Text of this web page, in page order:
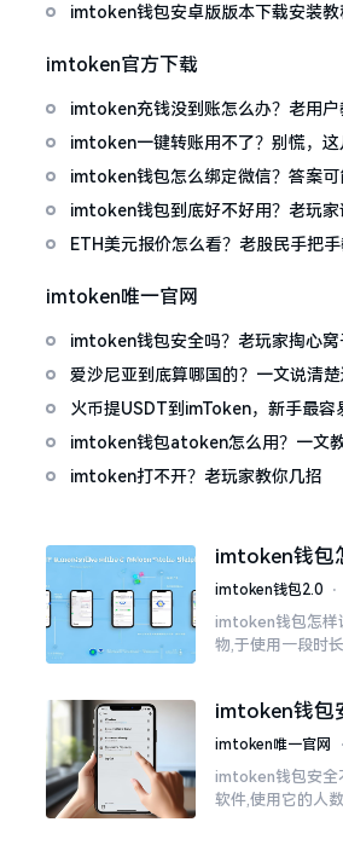
imtoken钱包安卓版版本下载安装教
imtoken官方下载
imtoken充钱没到账怎么办？老用户
imtoken一键转账用不了？别慌，这
imtoken钱包怎么绑定微信？答案可
imtoken钱包到底好不好用？老玩家
ETH美元报价怎么看？老股民手把
imtoken唯一官网
imtoken钱包安全吗？老玩家掏心窝
爱沙尼亚到底算哪国的？一文说清楚
小国
火币提USDT到imToken，新手最容
imtoken钱包atoken怎么用？一文
imtoken打不开？老玩家教你几招
imtoken钱包
掏心窝说几句
imtoken钱包2.0 ⋅
imtoken钱包怎样
物,于使用一段时
说其不好用
imtoken钱包
掏心窝子说几
imtoken唯一官网 ⋅
imtoken钱包安全
软件,使用它的人